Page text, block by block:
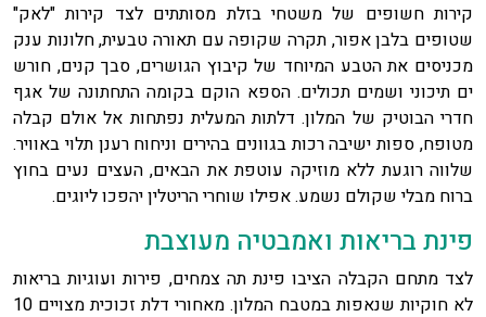
קירות חשופים של משטחי בזלת מסותתים לצד קירות "לאק"
שטופים בלבן אפור, תקרה שקופה עם תאורה טבעית, חלונות ענק
מכניסים את הטבע המיוחד של קיבוץ הגושרים, סבך קנים, חורש
ים תיכוני ושמים תכולים. הספא הוקם בקומה התחתונה של אגף
חדרי הבוטיק של המלון. דלתות המעלית נפתחות אל אולם קבלה
מטופח, ספות ישיבה רכות בגוונים בהירים וניחוח רענן תלוי באוויר.
שלווה רוגעת ללא מוזיקה עוטפת את הבאים, העצים נעים בחוץ
ברוח מבלי שקולם נשמע. אפילו שוחרי הריטלין יהפכו ליוגים.
פינת בריאות ואמבטיה מעוצבת
לצד מתחם הקבלה הציבו פינת תה צמחים, פירות ועוגיות בריאות
לא חוקיות שנאפות במטבח המלון. מאחורי דלת זכוכית מצויים 10